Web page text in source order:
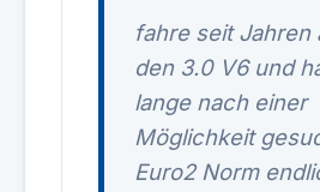
fahre seit Jahren
den 3.0 V6 und
lange nach einer
Möglichkeit
Euro2 Norm